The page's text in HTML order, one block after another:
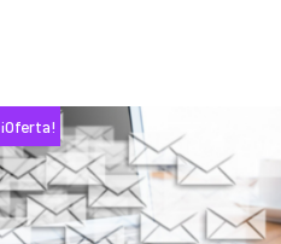
¡Oferta!